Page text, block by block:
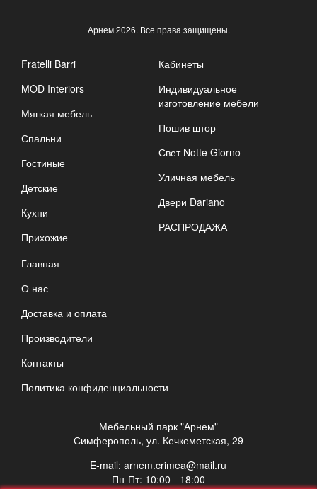
Арнем2026. Все права защищены.
Fratelli Barri
MOD Interiors
Мягкая мебель
Спальни
Гостиные
Детские
Кухни
Прихожие
Кабинеты
Индивидуальное
изготовление мебели
Пошив штор
Свет Notte Giorno
Уличная мебель
Двери Dariano
РАСПРОДАЖА
Главная
О нас
Доставка и оплата
Производители
Контакты
Политика конфиденциальности
Мебельный парк "Арнем"
Симферополь, ул. Кечкеметская, 29
E-mail:arnem.crimea@mail.ru
Пн-Пт: 10:00 - 18:00